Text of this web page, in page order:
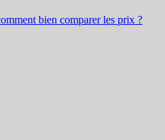
bien comparer les prix ?